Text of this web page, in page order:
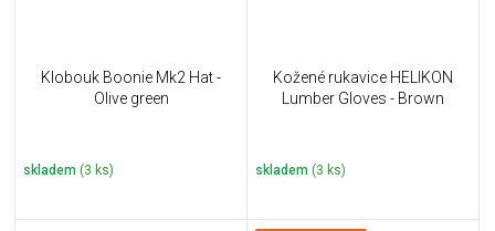
Klobouk Boonie Mk2 Hat -
Olive green
skladem (3 ks)
Kožené rukavice HELIKON
Lumber Gloves - Brown
skladem (3 ks)